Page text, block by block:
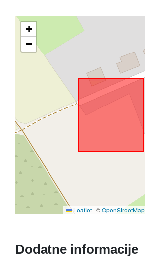
+
−
Leaflet | ©OpenStreetMap
Dodatne informacije